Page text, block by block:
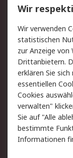
Value Added
Hilfe
Rechtliches
AGB
Cookie-
Copyright/
Über RS
Wir
Wir verwenden
statistischen
zur Anzeige von
Drittanbietern.
erklären Sie
essentiellen
Cookies
verwalten"
Sie auf "Alle
bestimmte
Informationen